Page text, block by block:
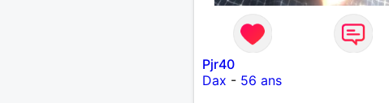
Pjr40
Dax - 56 ans